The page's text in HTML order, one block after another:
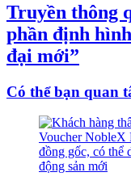
Truyền thông
phần định
đại mới”
Có thể bạn quan